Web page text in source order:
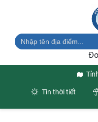
Tin thời tiết